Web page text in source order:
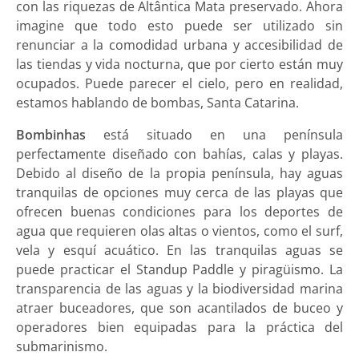
con las riquezas de Altântica Mata preservado. Ahora
imagine que todo esto puede ser utilizado sin
renunciar a la comodidad urbana y accesibilidad de
las tiendas y vida nocturna, que por cierto están muy
ocupados. Puede parecer el cielo, pero en realidad,
estamos hablando de bombas, Santa Catarina.
Bombinhas está situado en una península
perfectamente diseñado con bahías, calas y playas.
Debido al diseño de la propia península, hay aguas
tranquilas de opciones muy cerca de las playas que
ofrecen buenas condiciones para los deportes de
agua que requieren olas altas o vientos, como el surf,
vela y esquí acuático. En las tranquilas aguas se
puede practicar el Standup Paddle y piragüismo. La
transparencia de las aguas y la biodiversidad marina
atraer buceadores, que son acantilados de buceo y
operadores bien equipadas para la práctica del
submarinismo.